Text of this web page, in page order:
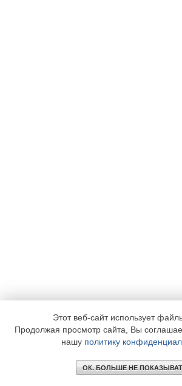
Этот веб-сайт использует
Продолжая просмотр сайта, Вы
нашу политику
ОК. БОЛЬШЕ НЕ